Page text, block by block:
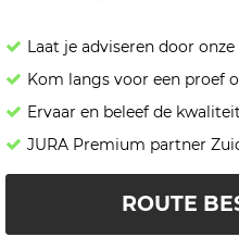
Laat je adviseren door
Kom langs voor een proef
Ervaar en beleef de
JURA Premium partner
ROUTE